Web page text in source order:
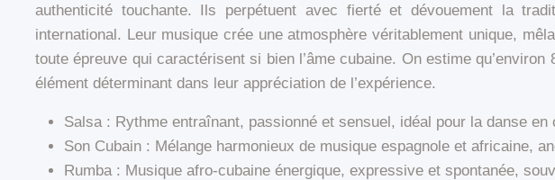
authenticité touchante. Ils perpétuent avec fierté et dévouement la
international. Leur musique crée une atmosphère véritablement unique,
toute épreuve qui caractérisent si bien l’âme cubaine. On estime
élément déterminant dans leur appréciation de l’expérience.
Salsa : Rythme entraînant, passionné et sensuel, idéal pour la danse
Son Cubain : Mélange harmonieux de musique espagnole et africaine,
Rumba : Musique afro-cubaine énergique, expressive et spontanée,